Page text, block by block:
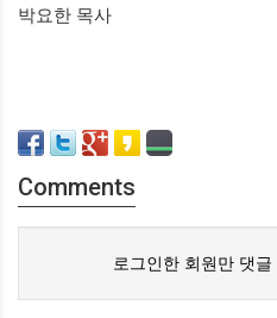
박요한 목사
Comments
로그인한 회원만 댓